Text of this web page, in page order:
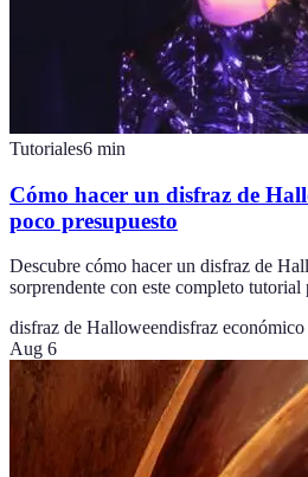
Tutoriales6 min
Cómo hacer un disfraz de
poco presupuesto
Descubre cómo hacer un disfraz de
sorprendente con este completo tutorial
disfraz de Halloweendisfraz económico
Aug 6